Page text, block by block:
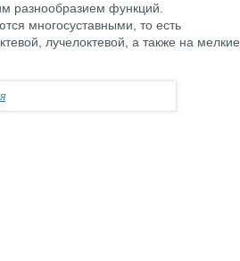
разнообразием функций.
многосуставными, то есть
лучелоктевой, а также на мелкие